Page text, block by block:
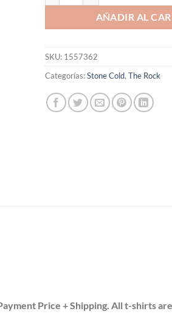
AÑADIR AL
SKU: 1557362
Categorías:Stone Cold, The Rock
Price + Shipping. All t-shirts